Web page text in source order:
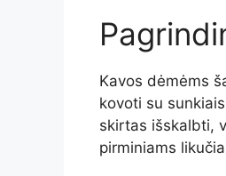
Kavos dėmėms
kovoti su
skirtas išskalbti,
pirminiams